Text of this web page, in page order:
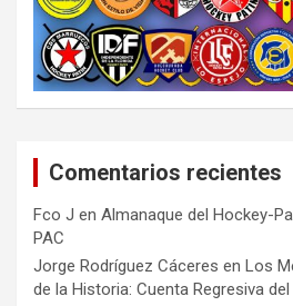
Comentarios recientes
Fco J en Almanaque del Hockey-
PAC
Jorge Rodríguez Cáceres en Los
de la Historia: Cuenta Regresiva del